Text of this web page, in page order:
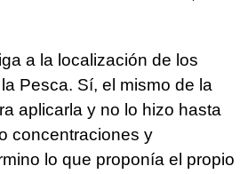
a la localización de los
Pesca. Sí, el mismo de la
aplicarla y no lo hizo hasta
concentraciones y
lo que proponía el propio